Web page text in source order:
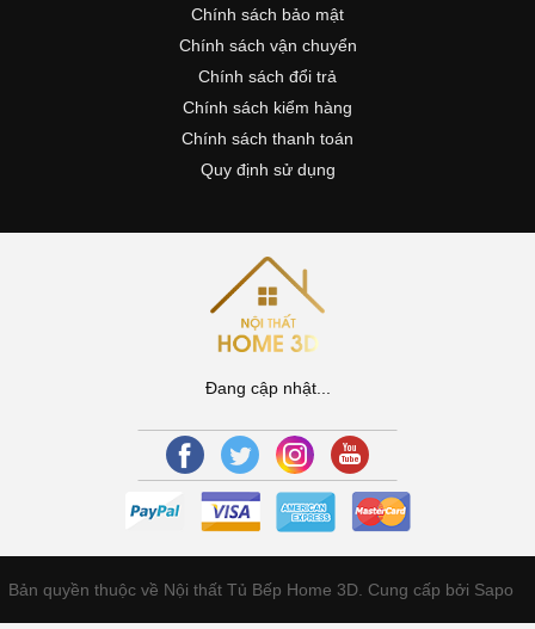
Chính sách bảo mật
Chính sách vận chuyển
Chính sách đổi trả
Chính sách kiểm hàng
Chính sách thanh toán
Quy định sử dụng
Đang cập nhật...
Bản quyền thuộc về Nội thất Tủ Bếp Home 3D. Cung cấp bởi Sapo